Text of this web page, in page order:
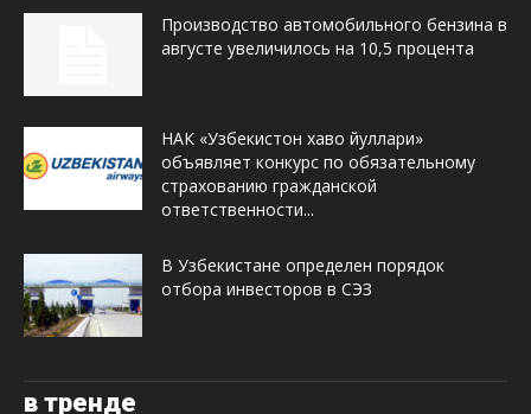
Производство автомобильного бензина в
августе увеличилось на 10,5 процента
НАК «Узбекистон хаво йуллари»
объявляет конкурс по обязательному
страхованию гражданской
ответственности...
В Узбекистане определен порядок
отбора инвесторов в СЭЗ
в тренде